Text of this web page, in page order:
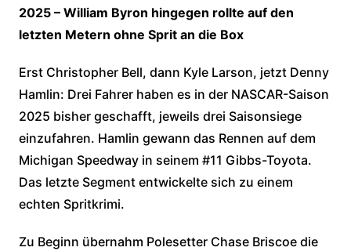
2025 – William Byron hingegen rollte auf den
letzten Metern ohne Sprit an die Box
Erst Christopher Bell, dann Kyle Larson, jetzt Denny
Hamlin: Drei Fahrer haben es in der NASCAR-Saison
2025 bisher geschafft, jeweils drei Saisonsiege
einzufahren. Hamlin gewann das Rennen auf dem
Michigan Speedway in seinem #11 Gibbs-Toyota.
Das letzte Segment entwickelte sich zu einem
echten Spritkrimi.
Zu Beginn übernahm Polesetter Chase Briscoe die